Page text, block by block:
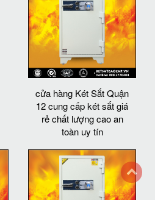
cửa hàng Két Sắt Quận
12 cung cấp két sắt giá
rẻ chất lượng cao an
toàn uy tín
back